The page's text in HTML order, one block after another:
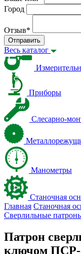
Город
Отзыв*
Отправить
Весь каталог
Приборы
Слесарно-
Манометры
Станочная
Главная Станочная
Сверлильные
Патрон
ключом ПСР-